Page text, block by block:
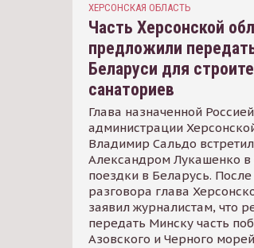
ХЕРСОНСКАЯ ОБЛАСТЬ
Часть Херсонской
предложили
Беларуси для
санаториев
Глава назначенной Россией
администрации
Владимир Сальдо
Александром Лукашенко в
поездки в Беларусь. После
разговора глава
заявил журналистам, что
передать Минску часть
Азовского и Черного морей